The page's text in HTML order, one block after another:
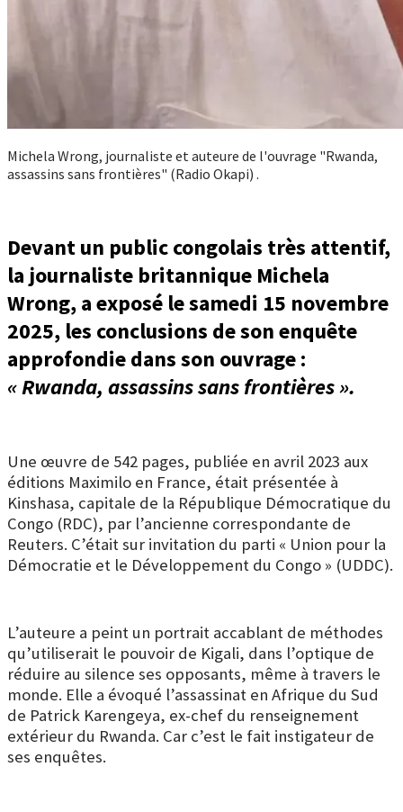
Michela Wrong, journaliste et auteure de l'ouvrage "Rwanda,
assassins sans frontières" (Radio Okapi) .
Devant un public congolais très attentif,
la journaliste britannique Michela
Wrong, a exposé le samedi 15 novembre
2025, les conclusions de son enquête
approfondie dans son ouvrage :
« Rwanda, assassins sans frontières ».
Une œuvre de 542 pages, publiée en avril 2023 aux
éditions Maximilo en France, était présentée à
Kinshasa, capitale de la République Démocratique du
Congo (RDC), par l’ancienne correspondante de
Reuters. C’était sur invitation du parti « Union pour la
Démocratie et le Développement du Congo » (UDDC).
L’auteure a peint un portrait accablant de méthodes
qu’utiliserait le pouvoir de Kigali, dans l’optique de
réduire au silence ses opposants, même à travers le
monde. Elle a évoqué l’assassinat en Afrique du Sud
de Patrick Karengeya, ex-chef du renseignement
extérieur du Rwanda. Car c’est le fait instigateur de
ses enquêtes.